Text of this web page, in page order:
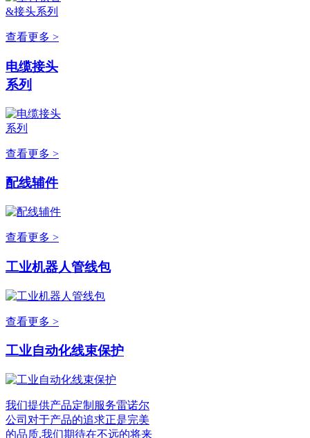
查看更多 >
电缆接头
系列
查看更多 >
配线辅件
查看更多 >
工业机器人管线包
查看更多 >
工业自动化线束保护
我们提供产品定制服务雷诺尔
公司对于产品的追求正是完美
的品质,我们期待在不远的将来